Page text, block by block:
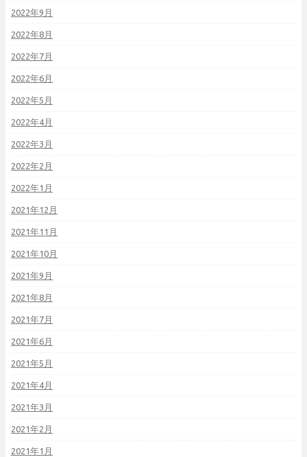
2022年9月
2022年8月
2022年7月
2022年6月
2022年5月
2022年4月
2022年3月
2022年2月
2022年1月
2021年12月
2021年11月
2021年10月
2021年9月
2021年8月
2021年7月
2021年6月
2021年5月
2021年4月
2021年3月
2021年2月
2021年1月